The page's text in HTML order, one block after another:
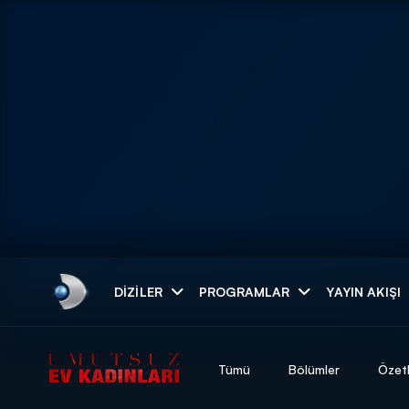
DIZILER PROGRAMLAR YAYIN AKIŞI
Tümü Bölümler